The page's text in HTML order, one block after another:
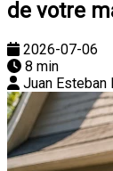
de votre
2026-07-06
8 min
Juan Esteban